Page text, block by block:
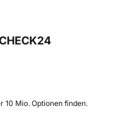
10 Mio. Optionen finden.